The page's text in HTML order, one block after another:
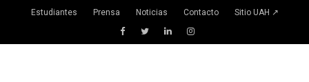
Estudiantes Prensa Noticias Contacto Sitio UAH ↗
FacebookTwitterLinkedInInstagram